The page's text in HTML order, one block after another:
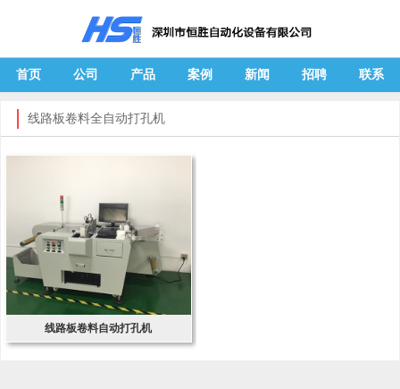
首页 公司 产品 案例 新闻 招聘 联系
线路板卷料全自动打孔机
线路板卷料自动打孔机